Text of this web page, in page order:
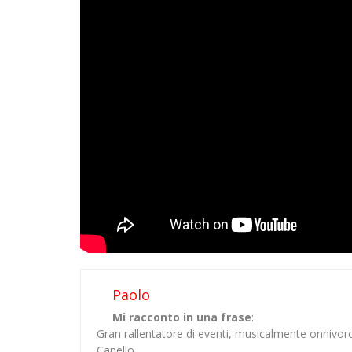
Paolo
Mi racconto in una frase:
Gran rallentatore di eventi, musicalmente